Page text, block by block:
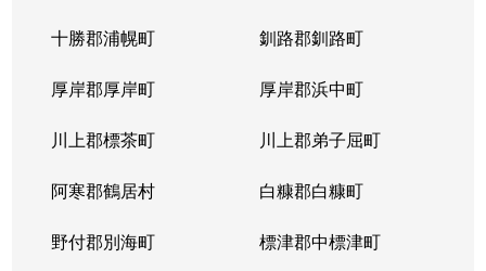
十勝郡浦幌町 釧路郡釧路町
厚岸郡厚岸町 厚岸郡浜中町
川上郡標茶町 川上郡弟子屈町
阿寒郡鶴居村 白糠郡白糠町
野付郡別海町 標津郡中標津町